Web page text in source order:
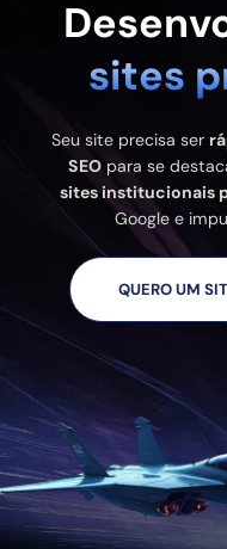
sites
Seu site precisa ser
SEOpara se
sites institucionais
Google e
QUERO UM